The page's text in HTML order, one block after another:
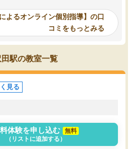
講師で良いか
事ができま
の講師の方で決
した単語帳の
で出される形
し出があり、あ
った為、塾に通
た。遅れも取り
いなのがあり(有料)、受
ことをどんなスケジュー
くか相談したのですが、
ち期待したものではなく
くなってきたようなので
よるオンライン個別指導】の口
コミをもっとみる
駅の教室一覧
見る
体験を申し込む
無料
（リストに追加する）